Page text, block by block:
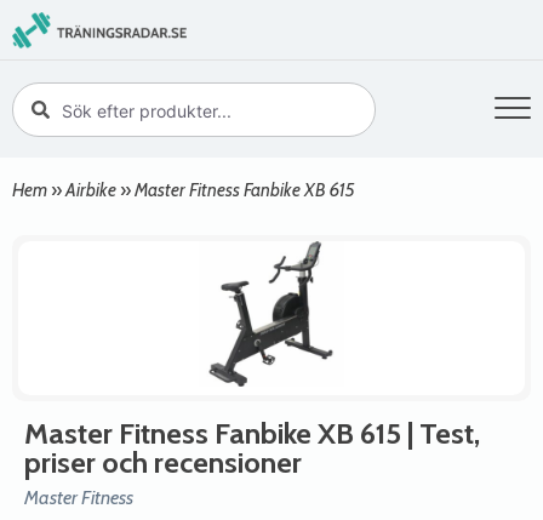
Hem »Airbike »Master Fitness Fanbike XB 615
Master Fitness Fanbike XB 615 | Test,
priser och recensioner
Master Fitness